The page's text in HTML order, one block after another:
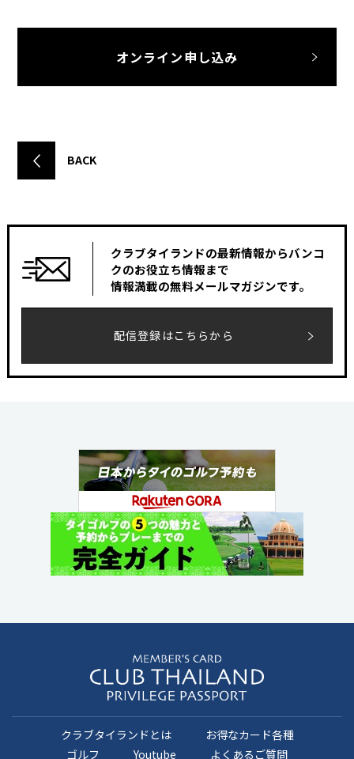
オンライン申し込み
BACK
クラブタイランドの最新情報からバンコ
クのお役立ち情報まで
情報満載の無料メールマガジンです。
配信登録はこちらから
クラブタイランドとは
お得なカード各種
ゴルフ
Youtube よくあるご質問